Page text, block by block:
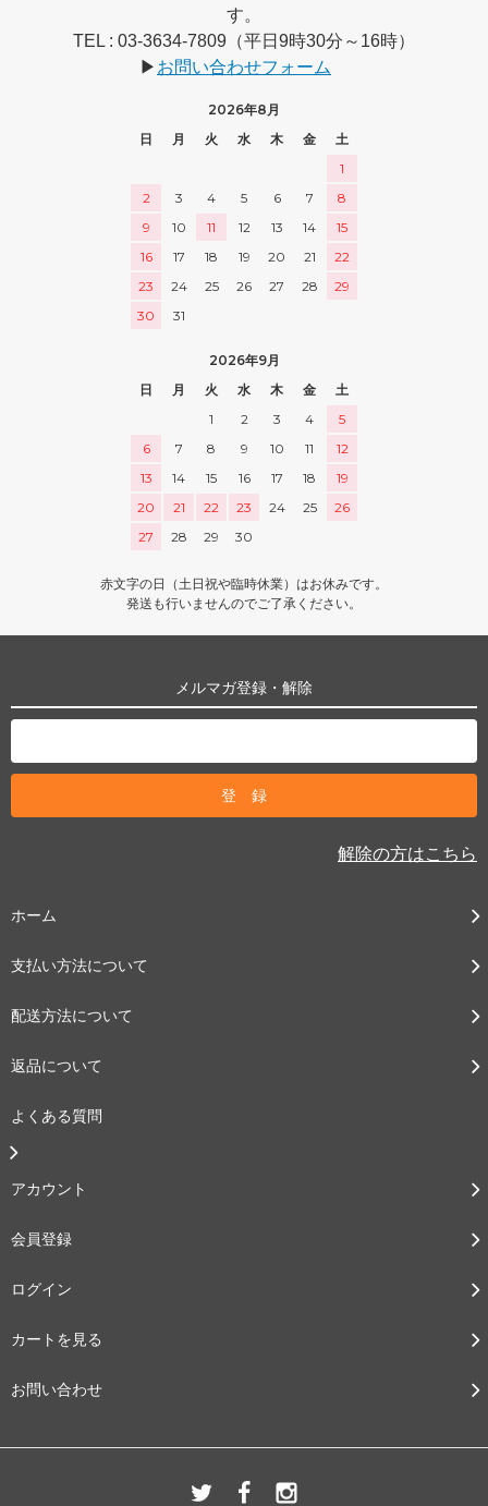
す。
TEL : 03-3634-7809（平日9時30分～16時）
▶ お問い合わせフォーム
2026年8月
日
月 火 水 木 金
土
1
2
3 4 5 6 7
8
9
10 11 12 13 14
15
16
17 18 19 20 21
22
23
24 25 26 27 28
29
30
31
2026年9月
日
月 火 水 木 金
土
1
2 3 4
5
6
7 8 9 10 11
12
13
14 15 16 17 18
19
20
21 22 23 24 25
26
27
28 29 30
赤文字の日（土日祝や臨時休業）はお休みです。
発送も行いませんのでご了承ください。
メルマガ登録・解除
解除の方はこちら
ホーム
支払い方法について
配送方法について
返品について
よくある質問
アカウント
会員登録
ログイン
カートを見る
お問い合わせ